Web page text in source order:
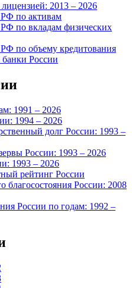
2013 – 2026
по активам
по вкладам физических
по объему кредитования
России
1991 – 2026
1994 – 2026
долг России: 1993 –
России: 1993 – 2026
1993 – 2026
рейтинг России
благосостояния России: 2008
России по годам: 1992 –